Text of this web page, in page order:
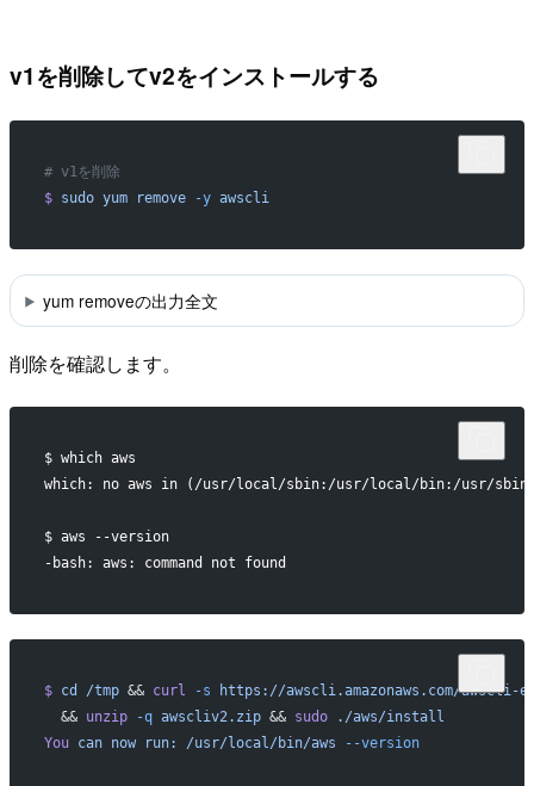
v1を削除してv2をインストールする
# v1を削除
$ sudo yum remove -y awscli
yum removeの出力全文
削除を確認します。
$ which aws
which: no aws in (/usr/local/sbin:/usr/local/bin:/usr/
$ aws --version
-bash: aws: command not found
$ cd /tmp && curl -s https://awscli.amazonaws.com/awscli-
  &&
unzip -q awscliv2.zip && sudo ./aws/install
You can now run: /usr/local/bin/aws --version